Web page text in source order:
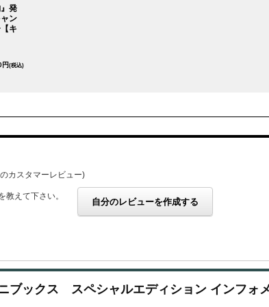
』発
ン
キ
円(税込)
カスタマーレビュー)
教えて下さい。
自分のレビューを作成する
ブックス スペシャルエディション インフォ